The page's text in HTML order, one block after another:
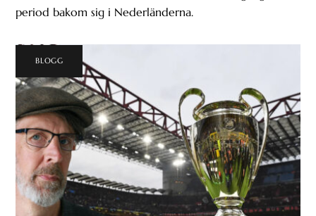
period bakom sig i Nederländerna.
BLOGG